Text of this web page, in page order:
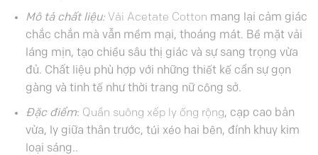
Mô tả chất liệu: Vải Acetate Cotton mang lại cảm giác
chắc chắn mà vẫn mềm mại, thoáng mát. Bề mặt vải
láng mịn, tạo chiều sâu thị giác và sự sang trọng vừa
đủ. Chất liệu phù hợp với những thiết kế cần sự gọn
gàng và tinh tế như thời trang nữ công sở.
Đặc điểm: Quần suông xếp ly ống rộng, cạp cao bản
vừa, ly giữa thân trước, túi xéo hai bên, đính khuy kim
loại sáng..